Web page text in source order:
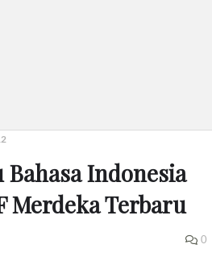
Indonesia
Merdeka Terbaru
0